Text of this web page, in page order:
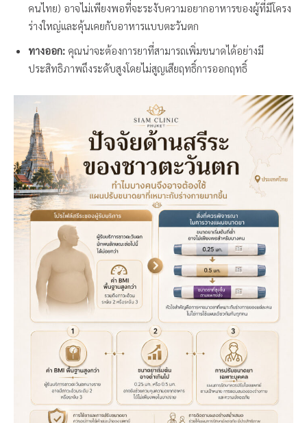
คนไทย) อาจไม่เพียงพอที่จะระงับความอยากอาหารของผู้ที่มีโครง
ร่างใหญ่และคุ้นเคยกับอาหารแบบตะวันตก
ทางออก: คุณน่าจะต้องการยาที่สามารถเพิ่มขนาดได้อย่างมี
ประสิทธิภาพถึงระดับสูงโดยไม่สูญเสียฤทธิ์การออกฤทธิ์